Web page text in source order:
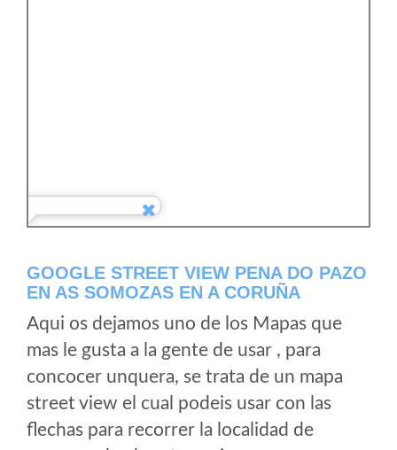
GOOGLE STREET VIEW PENA DO PAZO
EN AS SOMOZAS EN A CORUÑA
Aqui os dejamos uno de los Mapas que
mas le gusta a la gente de usar , para
concocer unquera, se trata de un mapa
street view el cual podeis usar con las
flechas para recorrer la localidad de